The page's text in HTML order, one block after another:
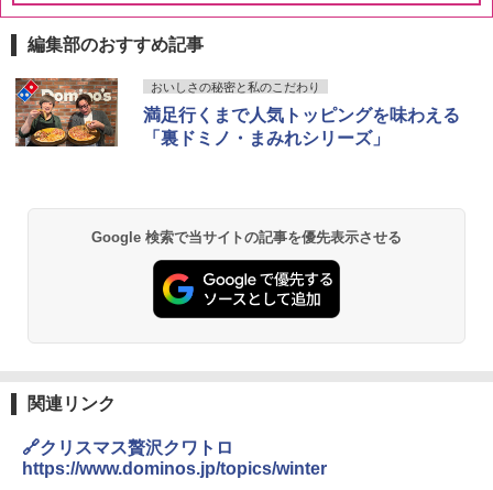
1
ブラックニッカ ニッカ Nikka ウィスキ
ー4000ml ブラックニッカクリア ウヰス
キー 【日本 アサヒ ウィスキー】 大容量
お得 4リットル
角瓶 2700ml サントリー ウイスキー ハ
イボール 大容量
￥6,091
イスキー ハイボール 缶
￥4,943
1
国分 tabete だし麺 千葉県産はまぐりだ
し 塩らーめん 108g×10袋 保存食 備蓄
￥-
チキンラーメン どんぶり 85g×12個 日清
食品 インスタント カップ麺
￥1,939
ーリングストック 大人買い おやつカン
パニー
1
【セット買い】[山善] スチームオーブン
レンジ 25L 一人暮らし 二人暮らし フラ
ットテーブル スチーム調理 自動メニュ
ー19種搭載 角皿付き ブラック MRK-F25
￥30,280
2
￥29,373
編集部のおすすめ記事
おいしさの秘密と私のこだわり
満足行くまで人気トッピングを味わえる
「裏ドミノ・まみれシリーズ」
Google 検索で当サイトの記事を優先表示させる
関連リンク
🔗クリスマス贅沢クワトロ
https://www.dominos.jp/topics/winter